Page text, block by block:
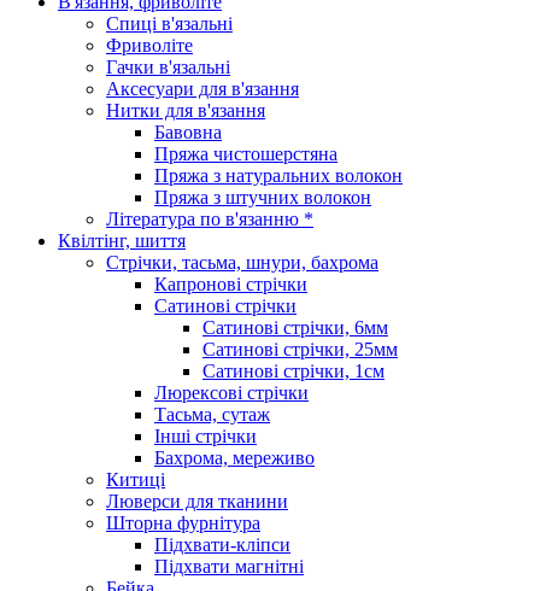
Спиці в'язальні
Фриволіте
Гачки в'язальні
Аксесуари для в'язання
Нитки для в'язання
Бавовна
Пряжа чистошерстяна
Пряжа з натуральних волокон
Пряжа з штучних волокон
Література по в'язанню *
Квілтінг, шиття
Стрічки, тасьма, шнури, бахрома
Капронові стрічки
Сатинові стрічки
Сатинові стрічки, 6мм
Сатинові стрічки, 25мм
Сатинові стрічки, 1см
Люрексові стрічки
Тасьма, сутаж
Інші стрічки
Бахрома, мереживо
Китиці
Люверси для тканини
Шторна фурнітура
Підхвати-кліпси
Підхвати магнітні